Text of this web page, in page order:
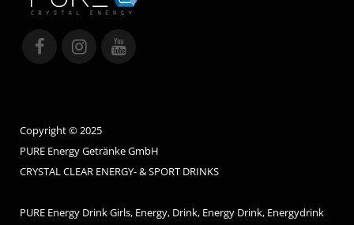
Copyright © 2025
PURE Energy Getränke GmbH
CRYSTAL CLEAR ENERGY- & SPORT DRINKS
PURE Energy Drink Girls, Energy, Drink, Energy Drink, Energydrink